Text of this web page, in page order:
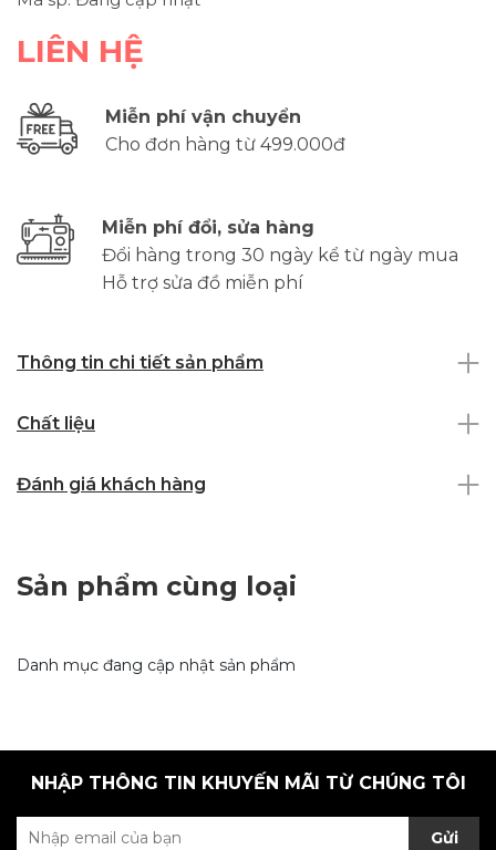
LIÊN HỆ
Miễn phí vận chuyển
Cho đơn hàng từ 499.000đ
Miễn phí đổi, sửa hàng
Đổi hàng trong 30 ngày kể từ ngày mua
Hỗ trợ sửa đồ miễn phí
Thông tin chi tiết sản phẩm
Chất liệu
Đánh giá khách hàng
Sản phẩm cùng loại
Danh mục đang cập nhật sản phẩm
NHẬP THÔNG TIN KHUYẾN MÃI TỪ CHÚNG TÔI
Gửi